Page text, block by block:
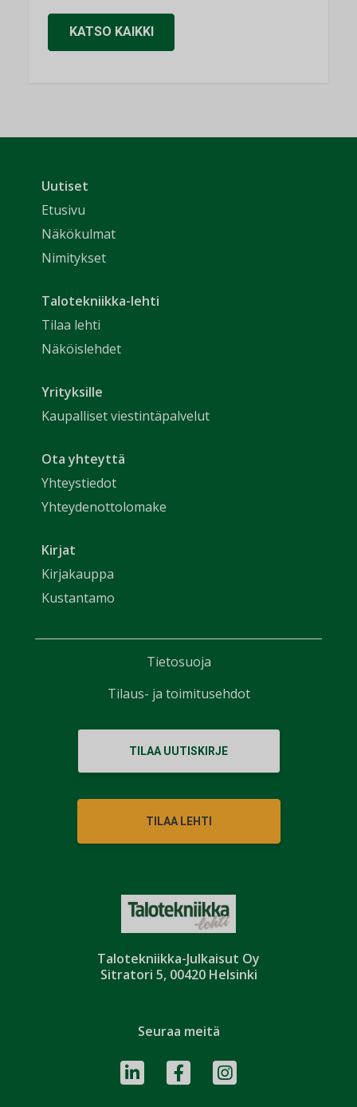
KATSO KAIKKI
Talotekniikka-Julkaisut Oy
Sitratori 5, 00420 Helsinki
Uutiset
Etusivu
Näkökulmat
Nimitykset
Talotekniikka-lehti
Tilaa lehti
Näköislehdet
Yrityksille
Kaupalliset viestintäpalvelut
Ota yhteyttä
Yhteystiedot
Yhteydenottolomake
Kirjat
Kirjakauppa
Kustantamo
TILAA UUTISKIRJE
TILAA LEHTI
Seuraa meitä
Tietosuoja
Tilaus- ja toimitusehdot